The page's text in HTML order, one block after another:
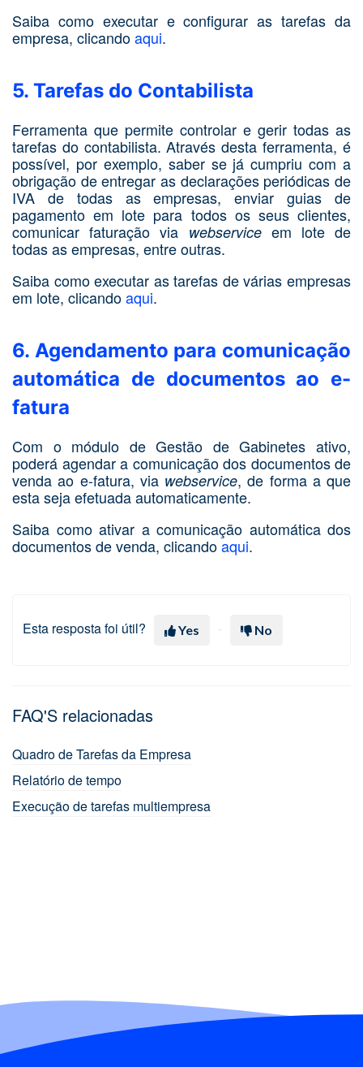
Saiba como executar e configurar as tarefas da
empresa, clicandoaqui.
5. Tarefas do Contabilista
Ferramenta que permite controlar e gerir todas as
tarefas do contabilista. Através desta ferramenta, é
possível, por exemplo, saber se já cumpriu com a
obrigação de entregar as declarações periódicas de
IVA de todas as empresas, enviar guias de
pagamento em lote para todos os seus clientes,
comunicar faturação via webservice em lote de
todas as empresas, entre outras.
Saiba como executar as tarefas de várias empresas
em lote, clicandoaqui.
6. Agendamento para comunicação
automática de documentos ao e-
fatura
Com o módulo de Gestão de Gabinetes ativo,
poderá agendar a comunicação dos documentos de
venda ao e-fatura, via webservice, de forma a que
esta seja efetuada automaticamente.
Saiba como ativar a comunicação automática dos
documentos de venda, clicandoaqui.
Esta resposta foi útil? Yes No
FAQ'S relacionadas
Quadro de Tarefas da Empresa
Relatório de tempo
Execução de tarefas multiempresa